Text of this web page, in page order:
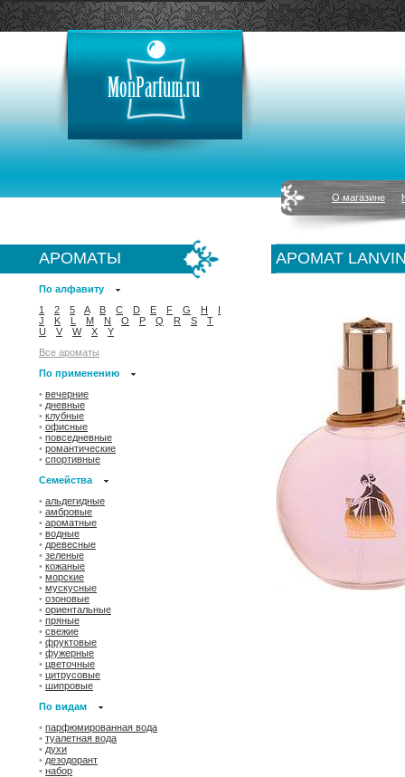
О магазине
АРОМАТЫ
По алфавиту
1
2 5 A B C D E F G H
I
J
K L M N O P Q R S
T
U
V W X
Y
Все ароматы
По применению
• вечерние
• дневные
• клубные
• офисные
• повседневные
• романтические
• спортивные
Семейства
• альдегидные
• амбровые
• ароматные
• водные
• древесные
• зеленые
• кожаные
• морские
• мускусные
• озоновые
• ориентальные
• пряные
• свежие
• фруктовые
• фужерные
• цветочные
• цитрусовые
• шипровые
По видам
• парфюмированная вода
• туалетная вода
• духи
• дезодорант
• набор
АРОМАТ LANVIN